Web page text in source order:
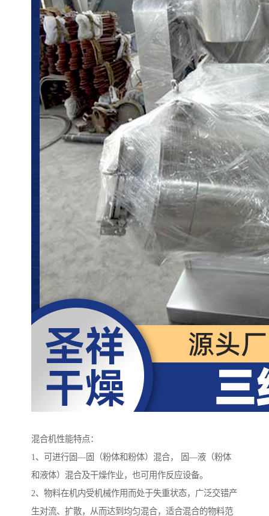
混合机性能特点：
1、可进行固—固（粉体和粉体）混合， 固—液（粉体
和液体）混合及干燥作业，也可用作反应设备。
2、物料在机内受机械作用而处于失重状态，广泛交错产
生对流、扩散，从而达到均匀混合，适合混合的物料范